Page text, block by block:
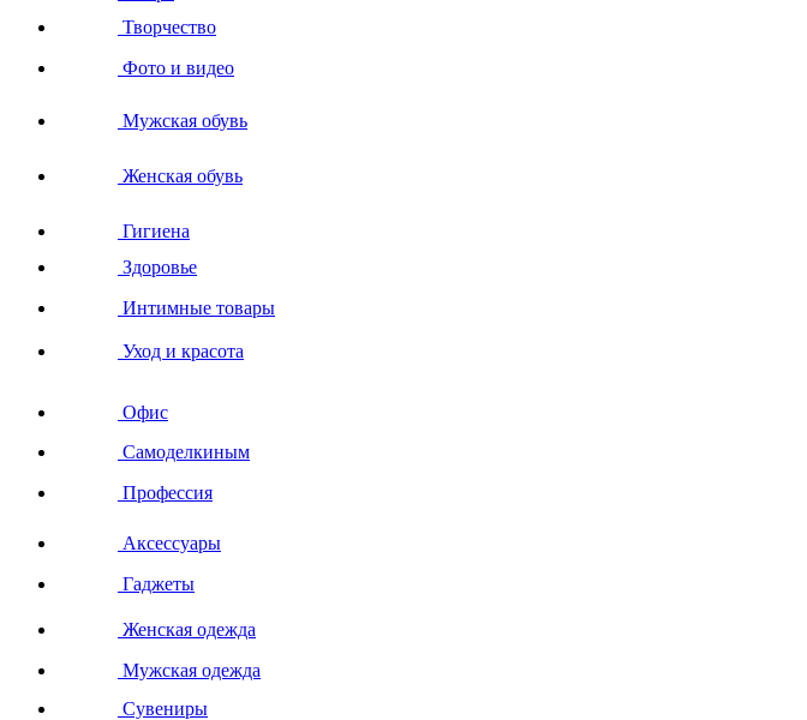
Творчество
Фото и видео
Мужская обувь
Женская обувь
Гигиена
Здоровье
Интимные товары
Уход и красота
Офис
Самоделкиным
Профессия
Аксессуары
Гаджеты
Женская одежда
Мужская одежда
Сувениры